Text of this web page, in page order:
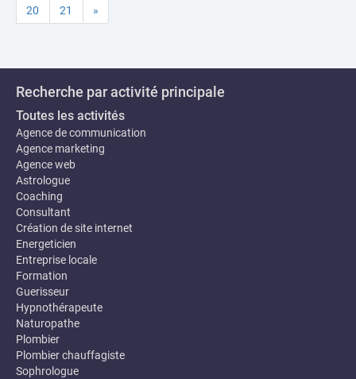
20 21 »
Recherche par activité principale
Toutes les activités
Agence de communication
Agence marketing
Agence web
Astrologue
Coaching
Consultant
Création de site internet
Energeticien
Entreprise locale
Formation
Guerisseur
Hypnothérapeute
Naturopathe
Plombier
Plombier chauffagiste
Sophrologue